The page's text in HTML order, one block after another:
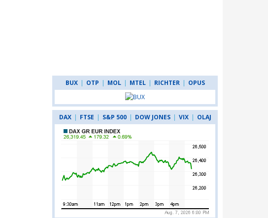
BUX | OTP | MOL | MTEL | RICHTER | OPUS
DAX | FTSE | S&P 500 | DOW JONES | VIX | OLAJ